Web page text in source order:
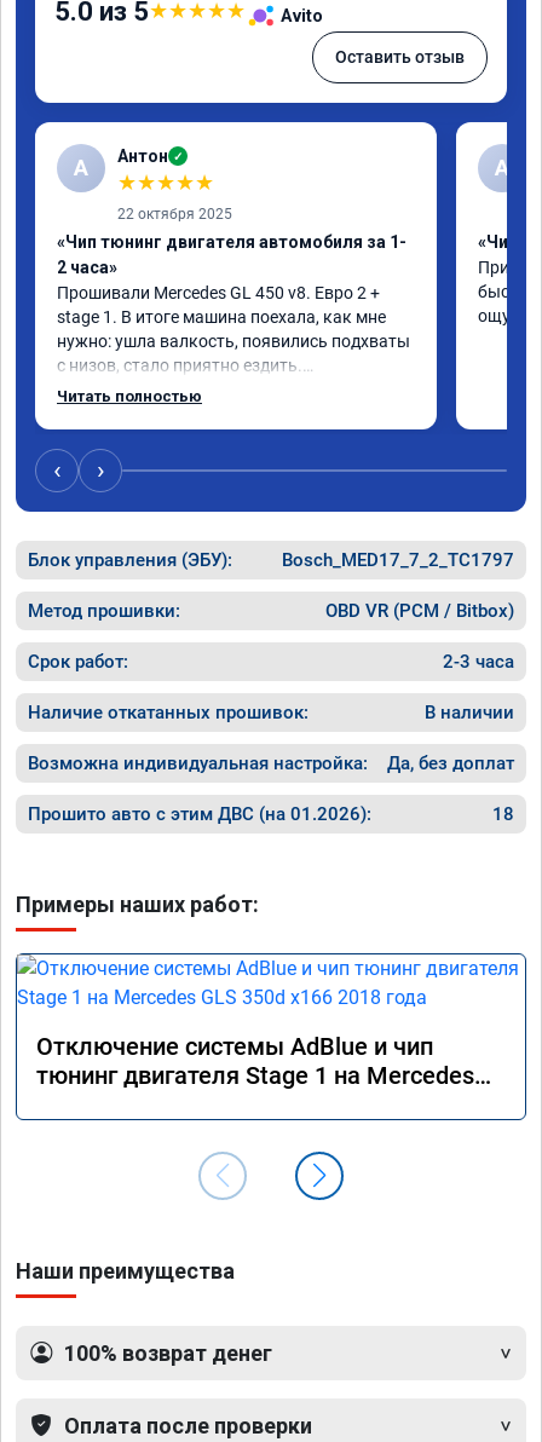
5.0 из 5★★★★★ Avito
Оставить отзыв
А Антон ✓
★★★★★
22 октября 2025
«Чип тюнинг двигателя автомобиля за 1-
2 часа»
Прошивали Mercedes GL 450 v8. Евро 2 +
stage 1. В итоге машина поехала, как мне
нужно: ушла валкость, появились подхваты
с низов, стало приятно ездить.
Одни из лучших трат, в авто! 🔥
Читать полностью
A
«Чип
‹ ›
Блок управления (ЭБУ): Bosch_MED17_7_2_TC1797
Метод прошивки: OBD VR (PCM / Bitbox)
Срок работ: 2-3 часа
Наличие откатанных прошивок: В наличии
Возможна индивидуальная настройка: Да, без доплат
Прошито авто с этим ДВС (на 01.2026): 18
Примеры наших работ:
Отключение системы AdBlue и чип
тюнинг двигателя Stage 1 на Mercedes
Наши преимущества
100% возврат денег
Оплата после проверки